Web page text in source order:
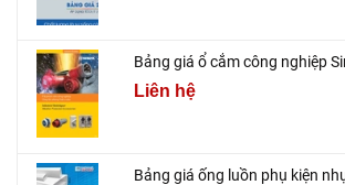
Bảng giá ổ cắm công nghiệp
Liên hệ
Bảng giá ống luồn phụ kiện